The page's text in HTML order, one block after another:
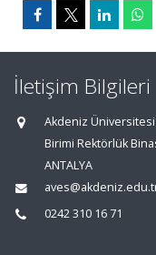
İletişim Bilgileri
Akdeniz
Birimi Rektörlük
ANTALYA
0242 310 16 71